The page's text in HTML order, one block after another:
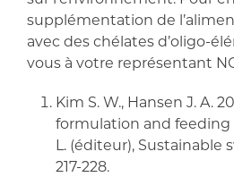
supplémentation de
avec des chélates d’oligo-
vous à votre représentant
Kim S. W., Hansen J. A.
formulation and feeding
L. (éditeur), Sustainable
217-228.